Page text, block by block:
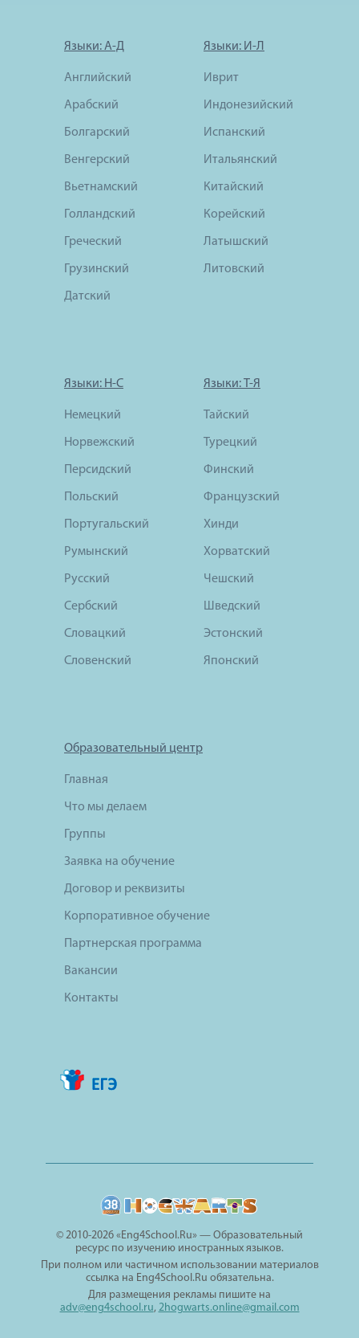
Языки: А-Д
Английский
Арабский
Болгарский
Венгерский
Вьетнамский
Голландский
Греческий
Грузинский
Датский
Языки: И-Л
Иврит
Индонезийский
Испанский
Итальянский
Китайский
Корейский
Латышский
Литовский
Языки: Н-С
Немецкий
Норвежский
Персидский
Польский
Португальский
Румынский
Русский
Сербский
Словацкий
Словенский
Языки: Т-Я
Тайский
Турецкий
Финский
Французский
Хинди
Хорватский
Чешский
Шведский
Эстонский
Японский
Образовательный центр
Главная
Что мы делаем
Группы
Заявка на обучение
Договор и реквизиты
Корпоративное обучение
Партнерская программа
Вакансии
Контакты
© 2010-2026 «Eng4School.Ru» — Образовательный
ресурс по изучению иностранных языков.
При полном или частичном использовании материалов
ссылка на Eng4School.Ru обязательна.
Для размещения рекламы пишите на
adv@eng4school.ru, 2hogwarts.online@gmail.com